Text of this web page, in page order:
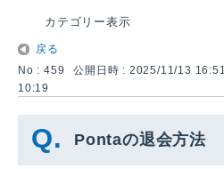
カテゴリー表示
戻る
No : 459
公開日時 : 2025/11/13 16:51
10:19
Pontaの退会方法